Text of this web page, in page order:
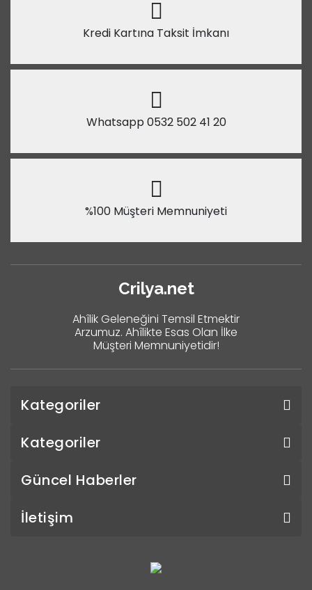
Kredi Kartına Taksit İmkanı
Whatsapp 0532 502 41 20
%100 Müşteri Memnuniyeti
Crilya.net
Ahîlik Geleneğini Temsil Etmektir
Arzumuz. Ahîlikte Esas Olan İlke
Müşteri Memnuniyetidir!
Kategoriler
Kategoriler
Güncel Haberler
İletişim